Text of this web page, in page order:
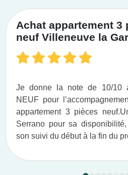
Achat appartement 3
neuf Villeneuve la
Je donne la note de 10/10
NEUF pour
appartement 3 pièces neuf.​
Serrano pour sa
son suivi du début à la fin du